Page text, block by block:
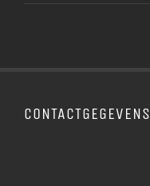
CONTACTGEGEVENS